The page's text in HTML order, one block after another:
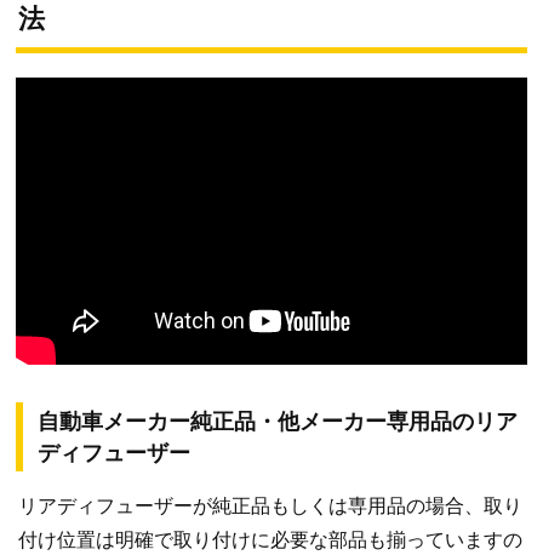
法
自動車メーカー純正品・他メーカー専用品のリア
ディフューザー
リアディフューザーが純正品もしくは専用品の場合、取り
付け位置は明確で取り付けに必要な部品も揃っていますの